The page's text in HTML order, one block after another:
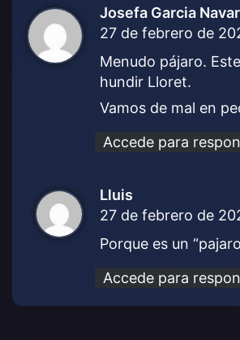
Josefa Garcia
27 de febrero de
Menudo pájaro.
hundir Lloret.
Vamos de mal en
Accede para
Lluis
i
:
27 de febrero de
Porque es un
Accede para